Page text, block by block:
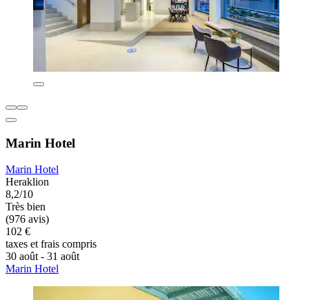
Marin Hotel
Marin Hotel
Heraklion
8,2/10
Très bien
(976 avis)
102 €
taxes et frais compris
30 août - 31 août
Marin Hotel